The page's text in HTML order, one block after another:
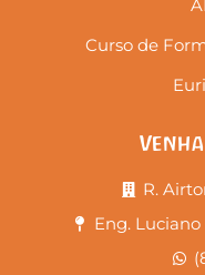
Curso de
R.
Eng.